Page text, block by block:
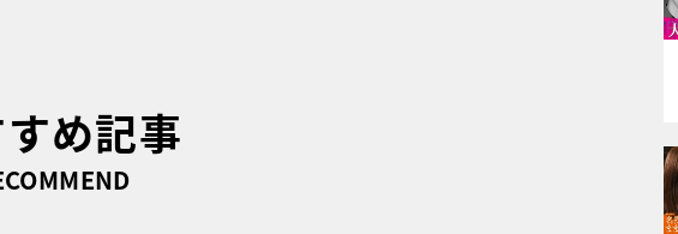
め記事